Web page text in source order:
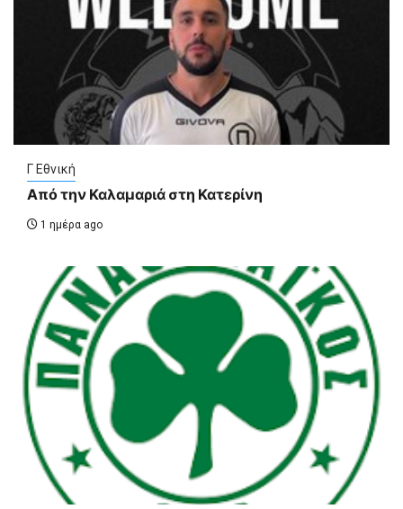
Γ Εθνική
Από την Καλαμαριά στη Κατερίνη
1 ημέρα ago